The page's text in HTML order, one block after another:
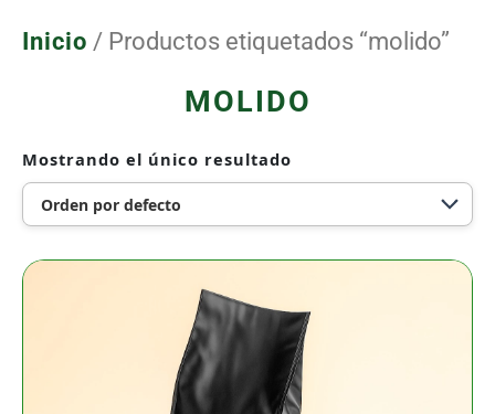
contenido
Inicio / Productos etiquetados “molido”
MOLIDO
Mostrando el único resultado
de
250
gr
color
Negro
Brillante